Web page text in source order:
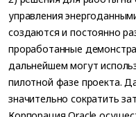
управления
создаются и постоянно
проработанные
дальнейшем могут
пилотной фазе проекта.
значительно сократить